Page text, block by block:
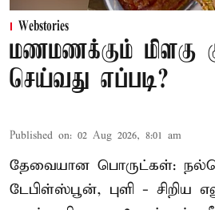
Webstories
மணமணக்கும் மிளகு
செய்வது எப்படி?
Published on: 02 Aug 2026, 8:01 am
தேவையான பொருட்கள்:
டேபிள்ஸ்பூன், புளி - சிறிய